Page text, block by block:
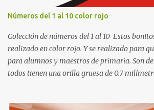
Números del 1 al 10 color rojo
Colección de números del 1 al 10 Estos
realizado en color rojo. Y se realizado para
para alumnos y maestros de primaria. Son
todos tienen una orilla gruesa de 0.7